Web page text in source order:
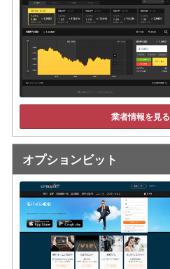
業者情報を見る
オプションビット